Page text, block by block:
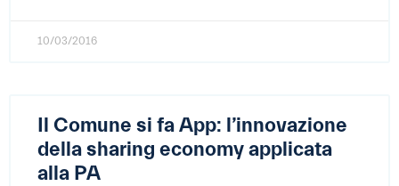
10/03/2016
Il Comune si fa App: l’innovazione
della sharing economy applicata
alla PA